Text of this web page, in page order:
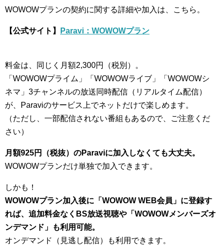
WOWOWプランの契約に関する詳細や加入は、こちら。
【公式サイト】 Paravi：WOWOWプラン
料金は、同じく月額2,300円（税別）。
「WOWOWプライム」「WOWOWライブ」「WOWOWシ
ネマ」3チャンネルの放送同時配信（リアルタイム配信）
が、Paraviのサービス上でネットだけで楽しめます。
（ただし、一部配信されない番組もあるので、ご注意くだ
さい）
月額925円（税抜）のParaviに加入しなくても大丈夫。
WOWOWプランだけ単独で加入できます。
しかも！
WOWOWプラン加入後に「WOWOW WEB会員」に登録す
れば、追加料金なくBS放送視聴や「WOWOWメンバーズオ
ンデマンド」も利用可能。
オンデマンド（見逃し配信）も利用できます。